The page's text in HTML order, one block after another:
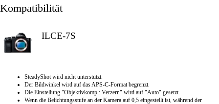
Kompatibilität
ILCE-7S
SteadyShot wird nicht unterstützt.
Der Bildwinkel wird auf das APS-C-Format begrenzt.
Die Einstellung "Objektivkomp.: Verzerr." wird auf "Auto" gesetzt.
Wenn die Belichtungsstufe an der Kamera auf 0,5 eingestellt ist, während der